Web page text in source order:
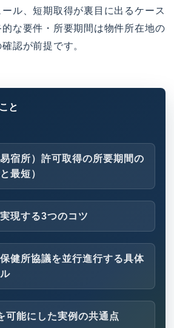
ル、短期取得が裏目に出るケース
な要件・所要期間は物件所在地の
認が前提です。
宿所）許可取得の所要期間の
最短）
現する3つのコツ
健所協議を並行進行する具体
可能にした実例の共通点